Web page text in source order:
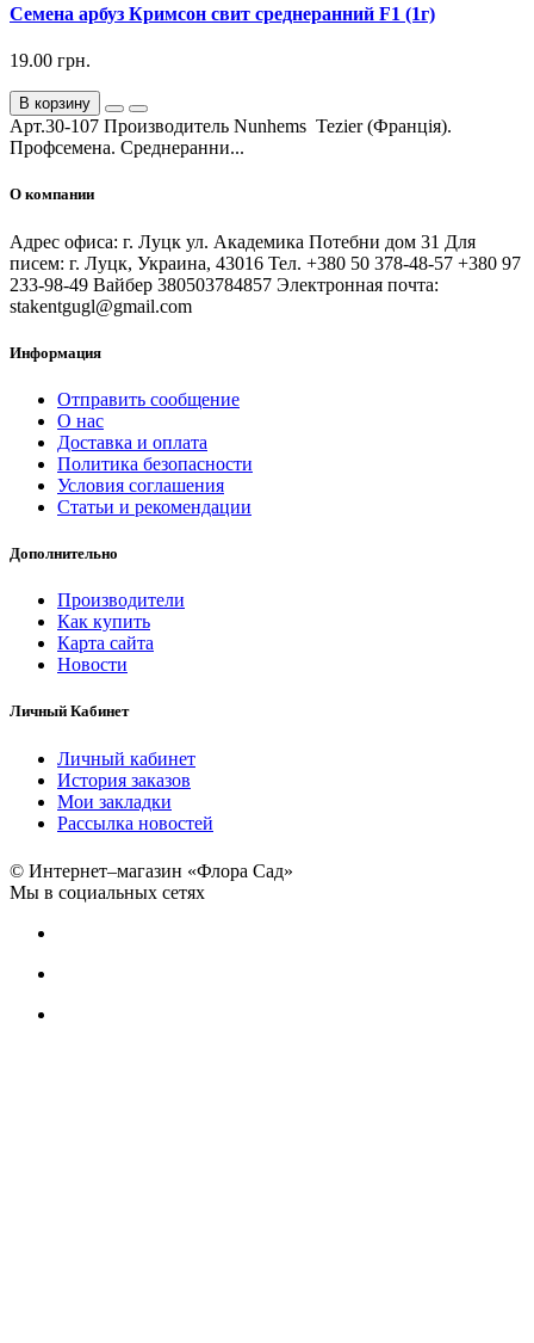
Семена арбуз Кримсон свит среднеранний F1 (1г)
19.00 грн.
В корзину
Арт.30-107 Производитель Nunhems Tezier (Франція).
Профсемена. Среднеранни...
О компании
Адрес офиса: г. Луцк ул. Академика Потебни дом 31 Для
писем: г. Луцк, Украина, 43016 Тел. +380 50 378-48-57 +380 97
233-98-49 Вайбер 380503784857 Электронная почта:
stakentgugl@gmail.com
Информация
Отправить сообщение
О нас
Доставка и оплата
Политика безопасности
Условия соглашения
Статьи и рекомендации
Дополнительно
Производители
Как купить
Карта сайта
Новости
Личный Кабинет
Личный кабинет
История заказов
Мои закладки
Рассылка новостей
© Интернет–магазин «Флора Сад»
Мы в социальных сетях